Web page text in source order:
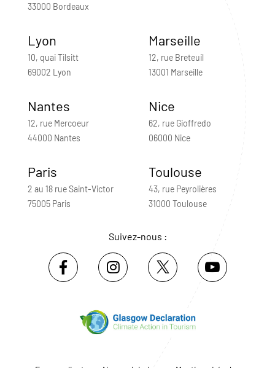
33000 Bordeaux
Lyon
10, quai Tilsitt
69002 Lyon
Marseille
12, rue Breteuil
13001 Marseille
Nantes
12, rue Mercoeur
44000 Nantes
Nice
62, rue Gioffredo
06000 Nice
Paris
2 au 18 rue Saint-Victor
75005 Paris
Toulouse
43, rue Peyrolières
31000 Toulouse
Suivez-nous :